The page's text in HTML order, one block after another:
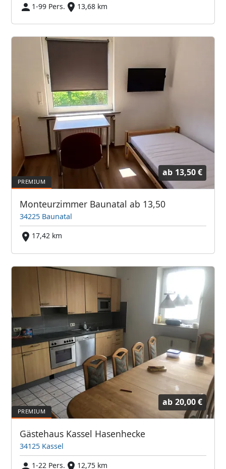
1-99 Pers.
13,68 km
ab 13,50 €
Monteurzimmer Baunatal ab 13,50
34225 Baunatal
17,42 km
ab 20,00 €
Gästehaus Kassel Hasenhecke
34125 Kassel
1-22 Pers.
12,75 km